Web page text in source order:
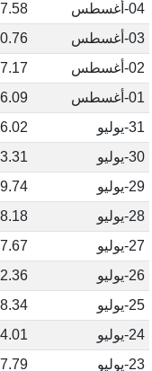
04-أغسطس
03-أغسطس
02-أغسطس
01-أغسطس
31-يوليو
30-يوليو
29-يوليو
9,999.74
28-يوليو
27-يوليو
26-يوليو
25-يوليو
24-يوليو
23-يوليو